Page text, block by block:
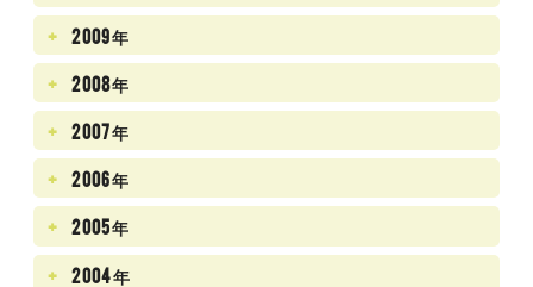
2009年
2008年
2007年
2006年
2005年
2004年